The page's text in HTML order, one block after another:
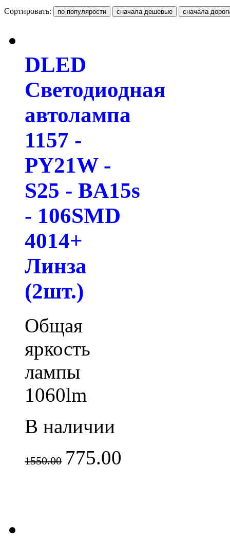
Сортировать:
DLED
Светодиодная
автолампа
1157 -
PY21W -
S25 - BA15s
- 106SMD
4014+
Линза
(2шт.)
Общая
яркость
лампы
1060lm
В наличии
1550.00 775.00